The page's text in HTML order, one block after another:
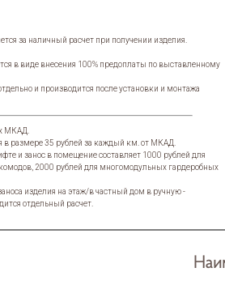
за наличный расчет при получении изделия.
в виде внесения 100% предоплаты по выставленному
и производится после установки и монтажа
МКАД.
в размере 35 рублей за каждый км. от МКАД.
и занос в помещение составляет 1000 рублей для
2000 рублей для многомодульных гардеробных
изделия на этаж/в частный дом в ручную -
отдельный расчет.